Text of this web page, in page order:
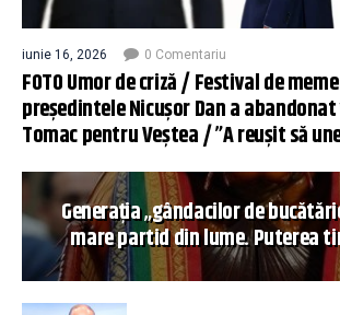
iunie 16, 2026 0 Comentariu
FOTO Umor de criză / Festival de
președintele Nicușor Dan a
Tomac pentru Veștea / ”A reușit să
Generația „gândacilor de
mare partid din lume. Puterea